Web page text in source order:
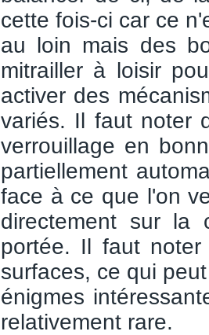
cette fois-ci car ce
au loin mais des
mitrailler à loisir
activer des
variés. Il faut noter
verrouillage en
partiellement
face à ce que l'on
directement sur
portée. Il faut
surfaces, ce qui
énigmes
relativement rare.